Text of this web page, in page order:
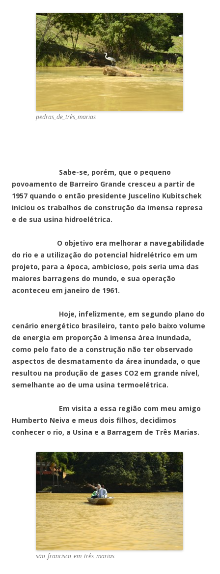
pedras_de_três_marias
Sabe-se, porém, que o pequeno
povoamento de Barreiro Grande cresceu a partir de
1957 quando o então presidente Juscelino Kubitschek
iniciou os trabalhos de construção da imensa represa
e de sua usina hidroelétrica.
O objetivo era melhorar a navegabilidade
do rio e a utilização do potencial hidrelétrico em um
projeto, para a época, ambicioso, pois seria uma das
maiores barragens do mundo, e sua operação
aconteceu em janeiro de 1961.
Hoje, infelizmente, em segundo plano do
cenário energético brasileiro, tanto pelo baixo volume
de energia em proporção à imensa área inundada,
como pelo fato de a construção não ter observado
aspectos de desmatamento da área inundada, o que
resultou na produção de gases CO2 em grande nível,
semelhante ao de uma usina termoelétrica.
Em visita a essa região com meu amigo
Humberto Neiva e meus dois filhos, decidimos
conhecer o rio, a Usina e a Barragem de Três Marias.
são_francisco_em_três_marias